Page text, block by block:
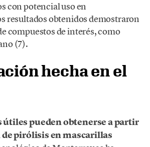
con potencial uso en
resultados obtenidos demostraron
compuestos de interés, como
(7).
hecha en el
útiles pueden obtenerse a partir
pirólisis en mascarillas